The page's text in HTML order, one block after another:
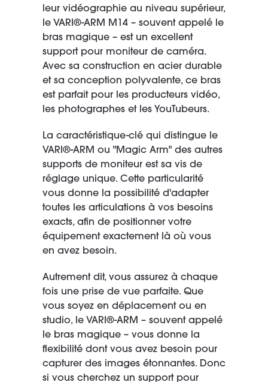
leur vidéographie au niveau supérieur,
le VARI®-ARM M14 – souvent appelé le
bras magique – est un excellent
support pour moniteur de caméra.
Avec sa construction en acier durable
et sa conception polyvalente, ce bras
est parfait pour les producteurs vidéo,
les photographes et les YouTubeurs.
La caractéristique-clé qui distingue le
VARI®-ARM ou "Magic Arm" des autres
supports de moniteur est sa vis de
réglage unique. Cette particularité
vous donne la possibilité d'adapter
toutes les articulations à vos besoins
exacts, afin de positionner votre
équipement exactement là où vous
en avez besoin.
Autrement dit, vous assurez à chaque
fois une prise de vue parfaite. Que
vous soyez en déplacement ou en
studio, le VARI®-ARM – souvent appelé
le bras magique – vous donne la
flexibilité dont vous avez besoin pour
capturer des images étonnantes. Donc
si vous cherchez un support pour